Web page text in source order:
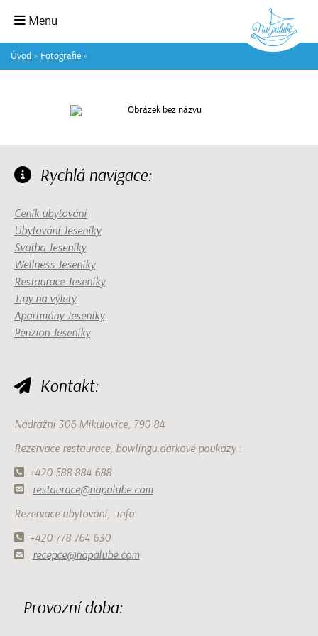
Úvod
Menu
Úvod » Fotografie »
Rychlá navigace:
Ceník ubytování
Ubytování Jeseníky
Svatba Jeseníky
Wellness Jeseníky
Restaurace Jeseníky
Tipy na výlety
Apartmány Jeseníky
Penzion Jeseníky
Kontakt:
Nádražní 306 Mikulovice, 790 84
Rezervace restaurace, bowlingu,dárkové poukazy :
+420 588 884 688
restaurace@napalube.com
Rezervace ubytování, info:
+420 778 764 630
recepce@napalube.com
Provozní doba: